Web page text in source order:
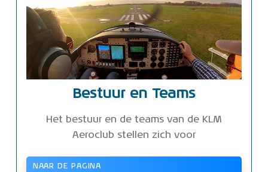
Bestuur en Teams
Het bestuur en de teams van de KLM
Aeroclub stellen zich voor
NAAR DE PAGINA